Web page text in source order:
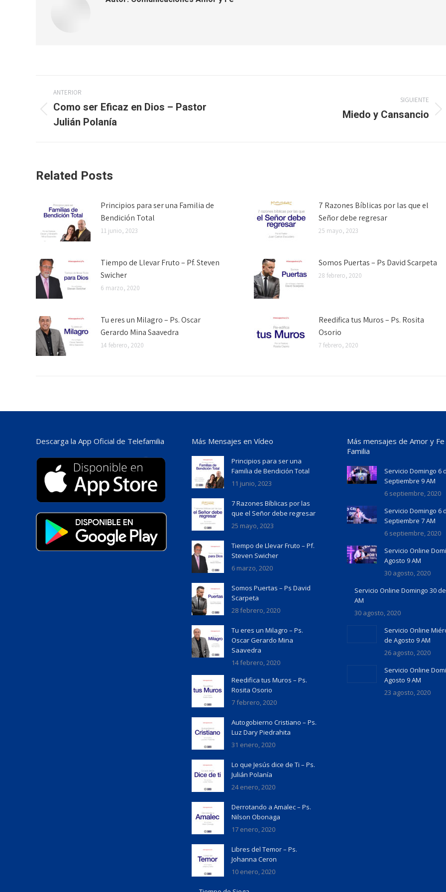
Navegación
entre
publicaciones
ANTERIOR
anterior:
Como ser Eficaz en Dios – Pastor
Julián Polanía
SIGUIENTE
Miedo y Cansancio
Related Posts
Principios para ser una Familia de
Bendición Total
11 junio, 2023
7 Razones Bíblicas por las que el
Señor debe regresar
25 mayo, 2023
Tiempo de Llevar Fruto – Pf. Steven
Swicher
6 marzo, 2020
Somos Puertas – Ps David Scarpeta
28 febrero, 2020
Tu eres un Milagro – Ps. Oscar
Gerardo Mina Saavedra
14 febrero, 2020
Reedifica tus Muros – Ps. Rosita
Osorio
7 febrero, 2020
Descarga la App Oficial de Telefamilia Más Mensajes en Vídeo
Principios para ser una
Familia de Bendición Total
11 junio, 2023
7 Razones Bíblicas por las
que el Señor debe regresar
25 mayo, 2023
Tiempo de Llevar Fruto – Pf.
Steven Swicher
6 marzo, 2020
Somos Puertas – Ps David
Scarpeta
28 febrero, 2020
Tu eres un Milagro – Ps.
Oscar Gerardo Mina
Saavedra
14 febrero, 2020
Reedifica tus Muros – Ps.
Rosita Osorio
7 febrero, 2020
Autogobierno Cristiano – Ps.
Luz Dary Piedrahita
31 enero, 2020
Lo que Jesús dice de Ti – Ps.
Julián Polanía
24 enero, 2020
Derrotando a Amalec – Ps.
Nilson Obonaga
17 enero, 2020
Libres del Temor – Ps.
Johanna Ceron
10 enero, 2020
Más mensajes de Amor y
Familia
Servicio Domingo 6
Septiembre 9 AM
6 septiembre, 2020
Servicio Domingo 6
Septiembre 7 AM
6 septiembre, 2020
Servicio Online
Agosto 9 AM
30 agosto, 2020
Servicio Online Domingo 30
AM
30 agosto, 2020
Servicio Online
de Agosto 9 AM
26 agosto, 2020
Servicio Online
Agosto 9 AM
23 agosto, 2020